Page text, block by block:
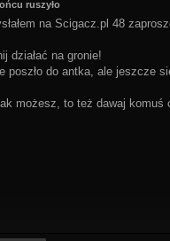
ruszyło
na Scigacz.pl 48
działać na gronie!
poszło do antka, ale jeszcze
możesz, to też dawaj komuś